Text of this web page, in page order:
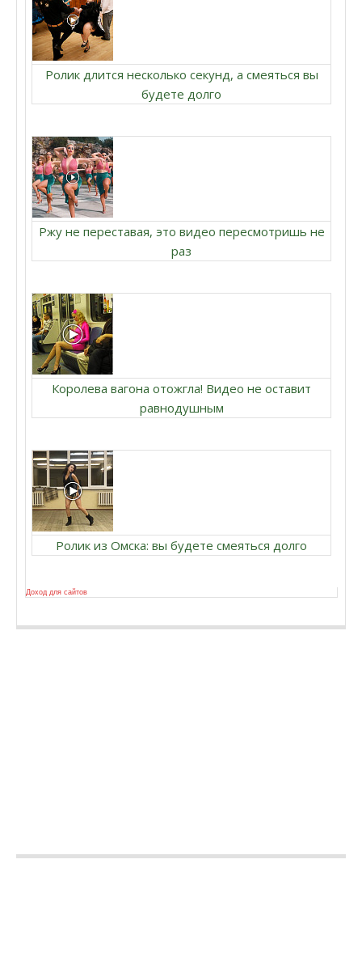
Ролик длится несколько секунд, а смеяться вы
будете долго
Ржу не переставая, это видео пересмотришь не
раз
Королева вагона отожгла! Видео не оставит
равнодушным
Ролик из Омска: вы будете смеяться долго
Доход для сайтов